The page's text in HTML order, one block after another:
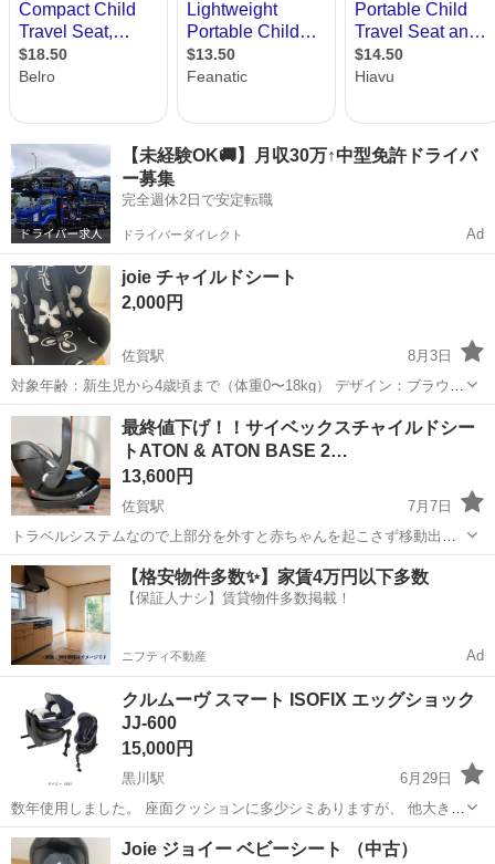
【未経験OK🚚】月収30万↑中型免許ドライバ
ー募集
完全週休2日で安定転職
ドライバーダイレクト Ad
joie チャイルドシート
2,000円
佐賀駅
8月3日
対象年齢：新生児から4歳頃まで（体重0〜18kg） デザイン：ブラウン
やブラックのベース生地に、ピンクや同系色の花柄（フラワーパター
ン） デザイン安全基準：ECE R44/04 適合重量：約6.1kgと軽量で、載
せ替えがし...
佐賀 佐賀市 佐賀駅 ベビー用品 joie
最終値下げ！！サイベックスチャイルドシー
トATON & ATON BASE 2…
13,600円
佐賀駅
7月7日
トラベルシステムなので上部分を外すと赤ちゃんを起こさず移動出来
るのでとても便利です！ サイベックスのチャイルドシート エイトンと
ベースのセットになります。純正ではありませんがベビー用インナー
もお付けします！取り扱い説明書付...
佐賀 佐賀市 佐賀駅 ベビー用品 サイベックス
【格安物件多数✨】家賃4万円以下多数
【保証人ナシ】賃貸物件多数掲載！
ニフティ不動産 Ad
クルムーヴ スマート ISOFIX エッグショック
JJ-600
15,000円
黒川駅
6月29日
数年使用しました。 座面クッションに多少シミありますが、 他大きな
目立つ汚れはありません。 問題なく使用できます。 子供が使用したも
のなので、中古品ということをご理解ください。 クッションやカバー
佐賀 西松浦郡 ベビー用品
Joie ジョイー ベビーシート （中古）